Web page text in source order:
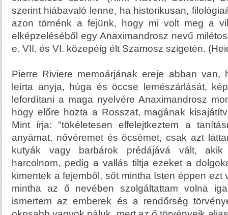
szerint hiábavaló lenne, ha historikusan,
azon törnénk a fejünk, hogy mi volt meg a
elképzeléséből egy Anaximandrosz nevű
e. VII. és VI. közepéig élt Szamosz szigetén.
Pierre Riviere memoárjának ereje abban van,
leírta anyja, húga és öccse lemészárlását,
lefordítani a maga nyelvére Anaximandrosz
hogy előre hozta a Rosszat, magának
Mint írja: "tökéletesen elfelejtkeztem a
anyámat, nővéremet és öcsémet, csak azt
kutyák vagy barbárok prédájává vált,
harcolnom, pedig a vallás tiltja ezeket a
kimentek a fejemből, sőt mintha Isten éppen ezt
mintha az ő nevében szolgáltattam volna
ismertem az emberek és a rendőrség